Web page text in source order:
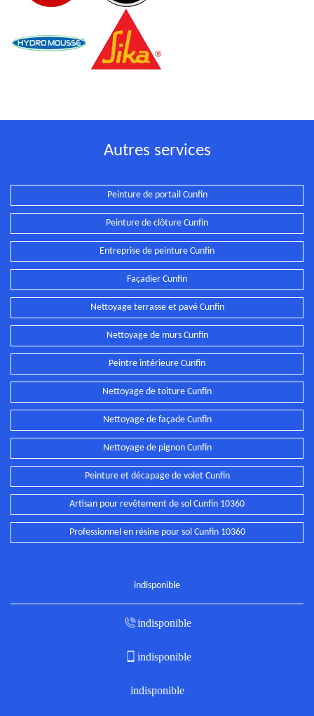
Autres services
Peinture de portail Cunfin
Peinture de clôture Cunfin
Entreprise de peinture Cunfin
Façadier Cunfin
Nettoyage terrasse et pavé Cunfin
Nettoyage de murs Cunfin
Peintre intérieure Cunfin
Nettoyage de toiture Cunfin
Nettoyage de façade Cunfin
Nettoyage de pignon Cunfin
Peinture et décapage de volet Cunfin
Artisan pour revêtement de sol Cunfin 10360
Professionnel en résine pour sol Cunfin 10360
indisponible
indisponible
indisponible
indisponible